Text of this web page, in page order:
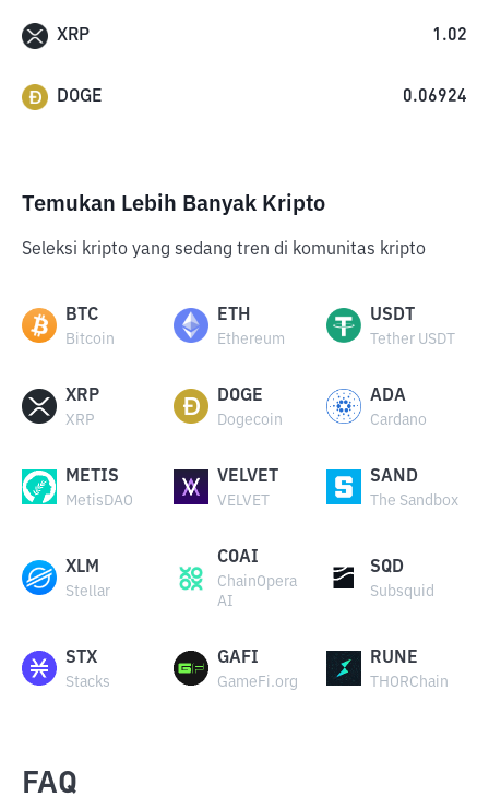
XRP 1.02
DOGE 0.06924
Temukan Lebih Banyak Kripto
Seleksi kripto yang sedang tren di komunitas kripto
BTC
Bitcoin
ETH
Ethereum
USDT
Tether USDT
XRP
XRP
DOGE
Dogecoin
ADA
Cardano
METIS
MetisDAO
VELVET
VELVET
SAND
The Sandbox
XLM
Stellar
COAI
ChainOpera
AI
SQD
Subsquid
STX
Stacks
GAFI
GameFi.org
RUNE
THORChain
FAQ